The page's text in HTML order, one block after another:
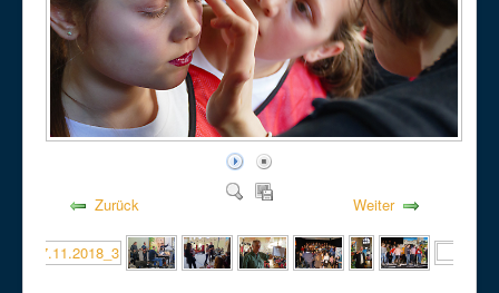
Zurück Weiter